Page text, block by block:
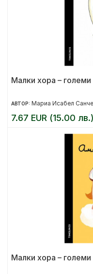
Малки хора –
АВТОР: Мариа Исабел
7.67 EUR (15.00 лв.)
Малки хора –